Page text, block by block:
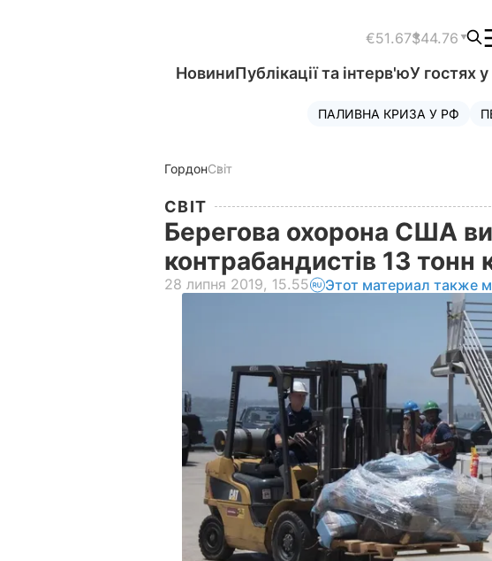
€51.67$44.76
НовиниПублікації та інтерв'юУ гостях
ПАЛИВНА КРИЗА У РФ
ГордонСвіт
СВІТ
Берегова охорона США
контрабандистів 13 тонн
28 липня 2019, 15.55 Этот материал также